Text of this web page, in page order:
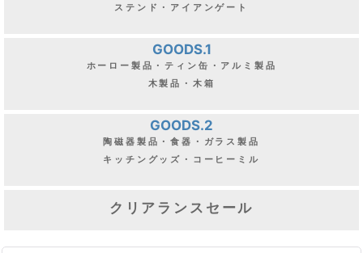
ステンド・アイアンゲート
GOODS.1
ホーロー製品・ティン缶・アルミ製品
木製品・木箱
GOODS.2
陶磁器製品・食器・ガラス製品
キッチングッズ・コーヒーミル
クリアランスセール